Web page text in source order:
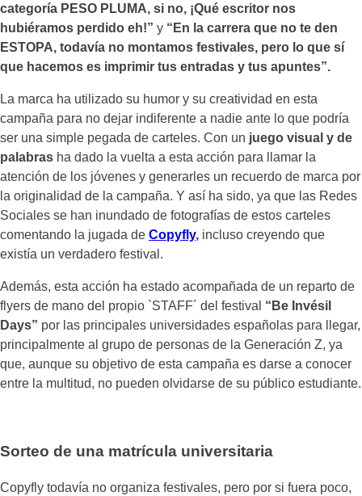
categoría PESO PLUMA, si no, ¡Qué escritor nos
hubiéramos perdido eh!” y “En la carrera que no te den
ESTOPA, todavía no montamos festivales, pero lo que sí
que hacemos es imprimir tus entradas y tus apuntes”.
La marca ha utilizado su humor y su creatividad en esta
campaña para no dejar indiferente a nadie ante lo que podría
ser una simple pegada de carteles. Con un juego visual y de
palabras ha dado la vuelta a esta acción para llamar la
atención de los jóvenes y generarles un recuerdo de marca por
la originalidad de la campaña. Y así ha sido, ya que las Redes
Sociales se han inundado de fotografías de estos carteles
comentando la jugada de Copyfly, incluso creyendo que
existía un verdadero festival.
Además, esta acción ha estado acompañada de un reparto de
flyers de mano del propio `STAFF´ del festival “Be Invésil
Days” por las principales universidades españolas para llegar,
principalmente al grupo de personas de la Generación Z, ya
que, aunque su objetivo de esta campaña es darse a conocer
entre la multitud, no pueden olvidarse de su público estudiante.
Sorteo de una matrícula universitaria
Copyfly todavía no organiza festivales, pero por si fuera poco,